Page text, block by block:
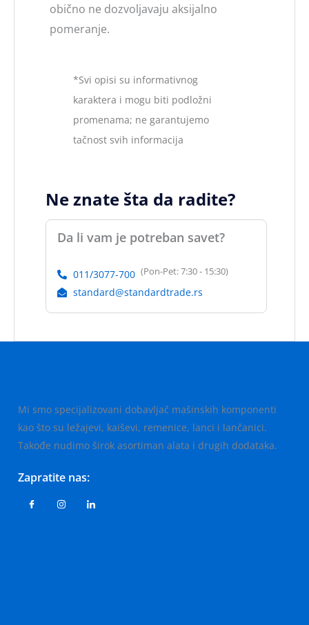
obično ne dozvoljavaju aksijalno
pomeranje.
*Svi opisi su informativnog
karaktera i mogu biti podložni
promenama; ne garantujemo
tačnost svih informacija
Ne znate šta da radite?
Da li vam je potreban savet?
011/3077-700 (Pon-Pet: 7:30 - 15:30)
standard@standardtrade.rs
Mi smo specijalizovani dobavljač mašinskih komponenti
kao što su ležajevi, kaiševi, remenice, lanci i lančanici.
Takođe nudimo širok asortiman alata i drugih dodataka.
Zapratite nas: